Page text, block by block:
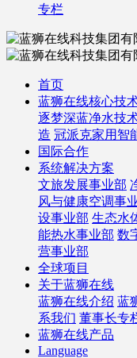
专栏
首页
蓝狮在线核心技
逐梦深蓝净水技
造 冠派克家用智
国际合作
系统解决方案
文旅发展事业部
风与健康空调事
设事业部 生态水
能热水事业部 数
营事业部
全球项目
关于蓝狮在线
蓝狮在线介绍 蓝
系我们 董事长专
蓝狮在线产品
Language